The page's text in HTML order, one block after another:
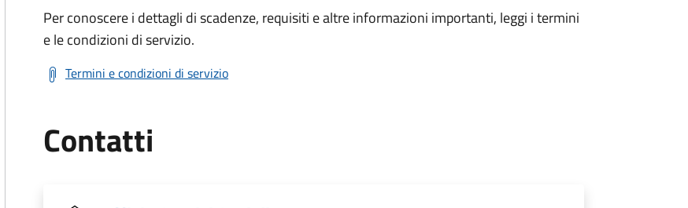
Per conoscere i dettagli di scadenze, requisiti e altre informazioni importanti, leggi i termini
e le condizioni di servizio.
Termini e condizioni di servizio
Contatti